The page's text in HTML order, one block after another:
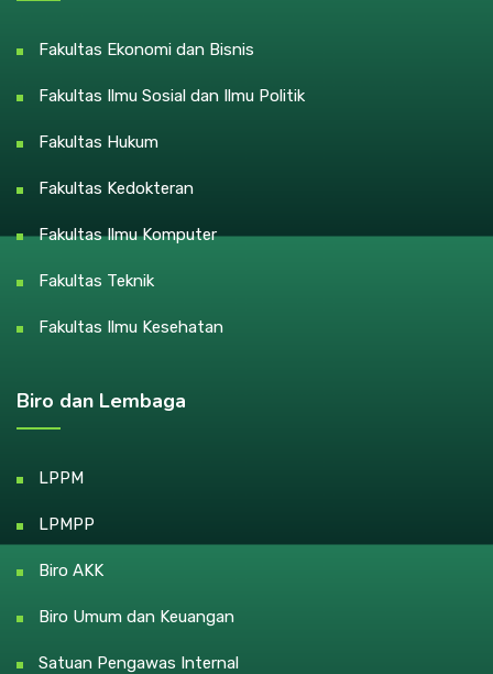
Fakultas Ekonomi dan Bisnis
Fakultas Ilmu Sosial dan Ilmu Politik
Fakultas Hukum
Fakultas Kedokteran
Fakultas Ilmu Komputer
Fakultas Teknik
Fakultas Ilmu Kesehatan
Biro dan Lembaga
LPPM
LPMPP
Biro AKK
Biro Umum dan Keuangan
Satuan Pengawas Internal